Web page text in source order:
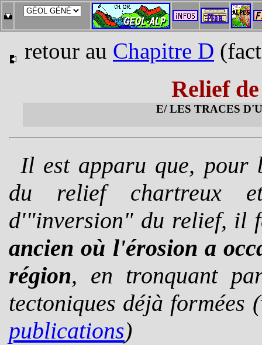
retour au Chapitre D
Relief
E/ LES TRACES
Il est apparu que, pour
du relief chartreux et
d'"inversion" du relief, il
ancien où l'érosion a
région, en tronquant
tectoniques déjà
publications)